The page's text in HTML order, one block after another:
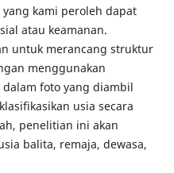
kami peroleh dapat
atau keamanan.
untuk merancang struktur
menggunakan
foto yang diambil
usia secara
penelitian ini akan
balita, remaja, dewasa,